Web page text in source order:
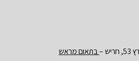
– בתאום מראש